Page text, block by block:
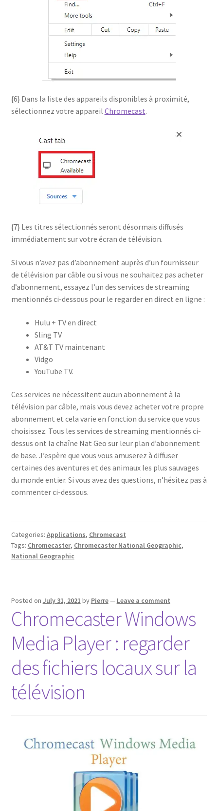
{6} Dans la liste des appareils disponibles à proximité,
sélectionnez votre appareil Chromecast.
{7} Les titres sélectionnés seront désormais diffusés
immédiatement sur votre écran de télévision.
Si vous n’avez pas d’abonnement auprès d’un fournisseur
de télévision par câble ou si vous ne souhaitez pas acheter
d’abonnement, essayez l’un des services de streaming
mentionnés ci-dessous pour le regarder en direct en ligne :
Hulu + TV en direct
Sling TV
AT&T TV maintenant
Vidgo
YouTube TV.
Ces services ne nécessitent aucun abonnement à la
télévision par câble, mais vous devez acheter votre propre
abonnement et cela varie en fonction du service que vous
choisissez. Tous les services de streaming mentionnés ci-
dessus ont la chaîne Nat Geo sur leur plan d’abonnement
de base. J’espère que vous vous amuserez à diffuser
certaines des aventures et des animaux les plus sauvages
du monde entier. Si vous avez des questions, n’hésitez pas à
commenter ci-dessous.
Categories: Applications, Chromecast
Tags: Chromecaster, Chromecaster National Geographic,
National Geographic
Posted on July 31, 2021 by Pierre— Leave a comment
Chromecaster Windows
Media Player : regarder
des fichiers locaux sur la
télévision